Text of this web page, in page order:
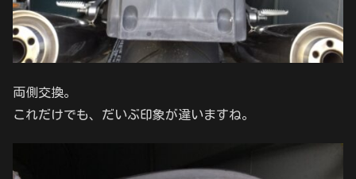
両側交換。
これだけでも、だいぶ印象が違いますね。